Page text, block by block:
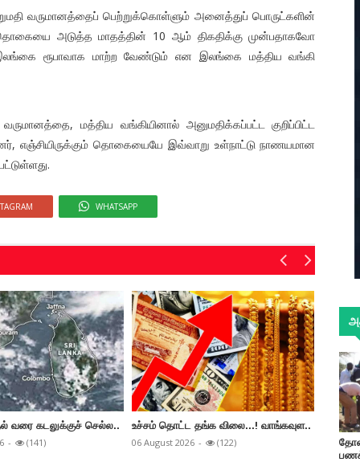
வருமானத்தைப் பெற்றுக்கொள்ளும் அனைத்துப் பொருட்களின்
தொகையை அடுத்த மாதத்தின் 10 ஆம் திகதிக்கு முன்பதாகவோ
ரூபாவாக மாற்ற வேண்டும் என இலங்கை மத்திய வங்கி
மத்திய வங்கியினால் அனுமதிக்கப்பட்ட குறிப்பிட்ட
எஞ்சியிருக்கும் தொகையையே இவ்வாறு உள்நாட்டு நாணயமான
WHATSAPP
வரை கடலுக்குச் செல்ல..
- (141)
உச்சம் தொட்ட தங்க விலை...! வாங்கவுள..
06 August 2026 - (122)
06